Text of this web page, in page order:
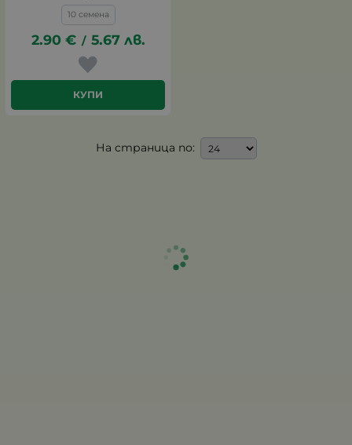
10 семена
2.90 € / 5.67 лв.
КУПИ
На страница по: